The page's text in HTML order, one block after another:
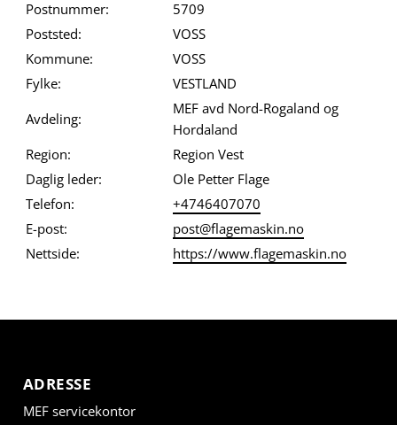
Postnummer:
5709
Poststed:
VOSS
Kommune:
VOSS
Fylke:
VESTLAND
Avdeling:
MEF avd Nord-Rogaland og
Hordaland
Region:
Region Vest
Daglig leder:
Ole Petter Flage
Telefon:
+4746407070
E-post:
post@flagemaskin.no
Nettside:
https://www.flagemaskin.no
ADRESSE
MEF servicekontor